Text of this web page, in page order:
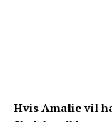
Hvis Amalie vil